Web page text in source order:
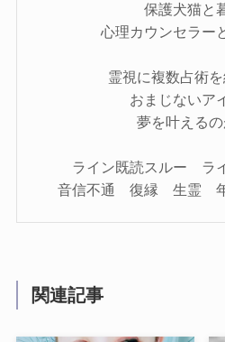
保護犬猫と
心理カウンセラー
霊視に複数占術
おまじないア
夢を叶える
ライン既読スルー ラ
音信不通 復縁 生霊
関連記事